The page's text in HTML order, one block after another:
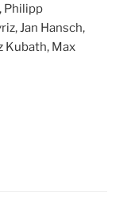
Philipp
Jan Hansch,
Kubath, Max